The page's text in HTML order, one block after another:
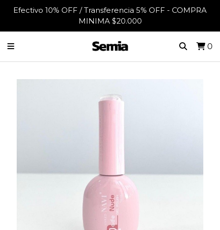
Efectivo 10% OFF / Transferencia 5% OFF - COMPRA
MINIMA $20.000
0